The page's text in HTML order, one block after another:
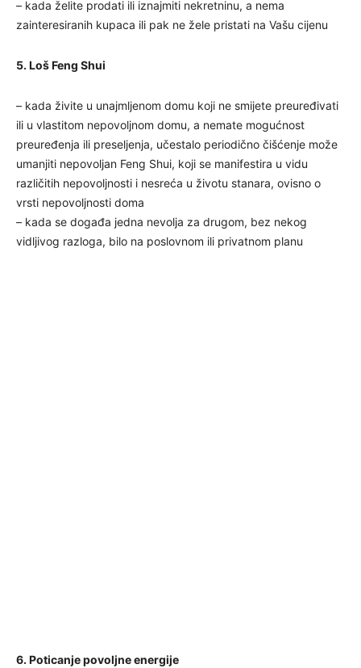
– kada želite prodati ili iznajmiti nekretninu, a nema
zainteresiranih kupaca ili pak ne žele pristati na Vašu cijenu
5. Loš Feng Shui
– kada živite u unajmljenom domu koji ne smijete preuređivati
ili u vlastitom nepovoljnom domu, a nemate mogućnost
preuređenja ili preseljenja, učestalo periodično čišćenje može
umanjiti nepovoljan Feng Shui, koji se manifestira u vidu
različitih nepovoljnosti i nesreća u životu stanara, ovisno o
vrsti nepovoljnosti doma
– kada se događa jedna nevolja za drugom, bez nekog
vidljivog razloga, bilo na poslovnom ili privatnom planu
6. Poticanje povoljne energije